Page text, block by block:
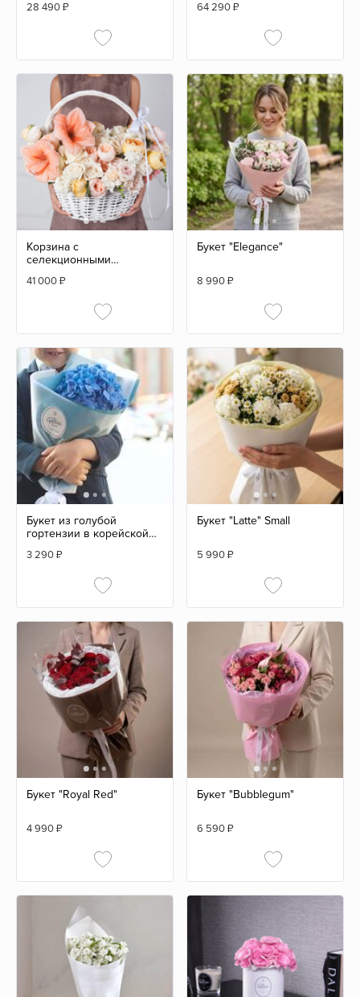
28 490₽ 64 290₽
Корзина с
селекционными
41 000₽
Букет "Elegance"
8 990₽
Букет из голубой
гортензии в корейской
3 290₽
Букет "Latte" Small
5 990₽
Букет "Royal Red"
4 990₽
Букет "Bubblegum"
6 590₽